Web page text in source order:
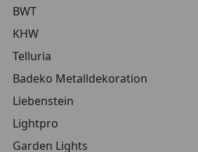
BWT
KHW
Telluria
Badeko Metalldekoration
Liebenstein
Lightpro
Garden Lights